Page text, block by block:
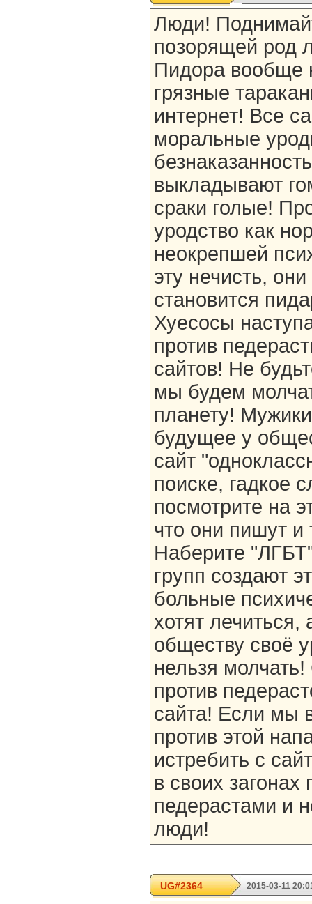
Люди!
позорящей род
Пидора вообще
грязные
интернет! Все
моральные
выкладывают
сраки голые!
уродство как
неокрепшей
эту нечисть,
становится
Хуесосы
против
сайтов! Не
мы будем
планету!
будущее у
сайт
поиске, гадкое
посмотрите на
что они пишут и
Наберите
групп создают
больные
хотят
обществу своё
нельзя
против
сайта! Если мы
против этой
истребить с
в своих загонах
педерастами и
люди!
UG#2364 2015-03-11